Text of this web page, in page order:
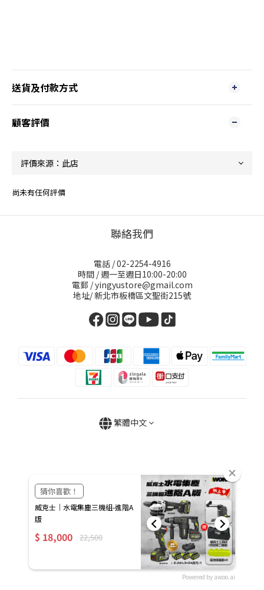
送貨及付款方式
顧客評價
尚未有任何評價
聯絡我們
電話 / 02-2254-4916
時間 / 週一至週日10:00-20:00
電郵 / yingyustore@gmail.com
地址/ 新北市板橋區文聖街215號
繁體中文
Powered by awoo.ai